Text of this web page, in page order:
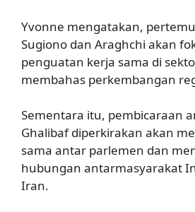
Yvonne mengatakan,
Sugiono dan Araghchi akan
penguatan kerja sama di
membahas perkembangan
Sementara itu, pembicaraan
Ghalibaf diperkirakan akan
sama antar parlemen dan
hubungan antarmasyarakat
Iran.